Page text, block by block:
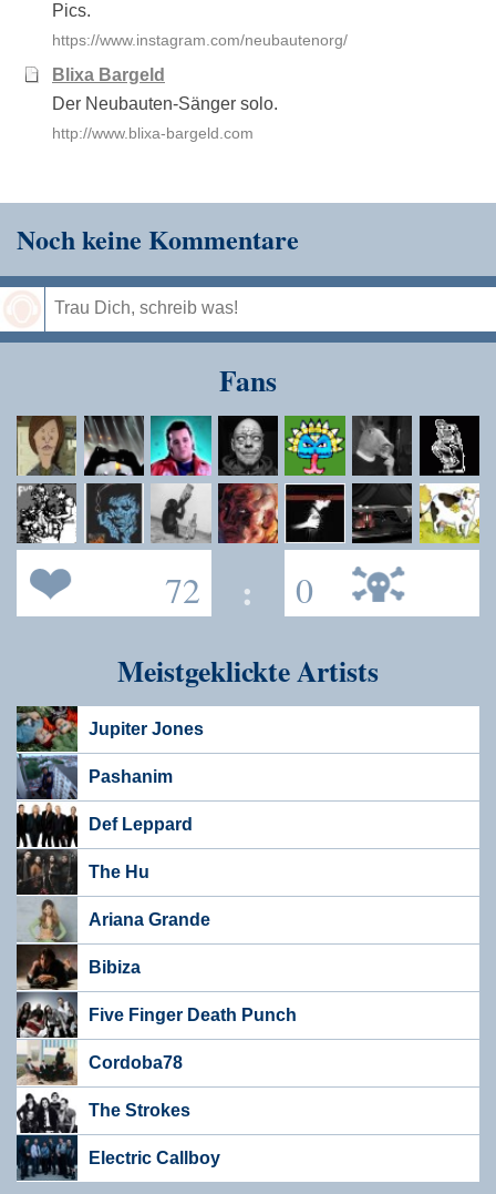
Pics.
https://www.instagram.com/neubautenorg/
Blixa Bargeld
Der Neubauten-Sänger solo.
http://www.blixa-bargeld.com
Noch keine Kommentare
Fans
72 : 0
Meistgeklickte Artists
Jupiter Jones
Pashanim
Def Leppard
The Hu
Ariana Grande
Bibiza
Five Finger Death Punch
Cordoba78
The Strokes
Electric Callboy